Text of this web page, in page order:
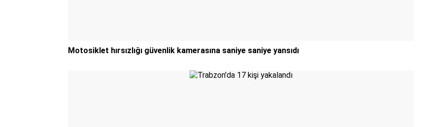
Motosiklet hırsızlığı güvenlik kamerasına saniye saniye yansıdı